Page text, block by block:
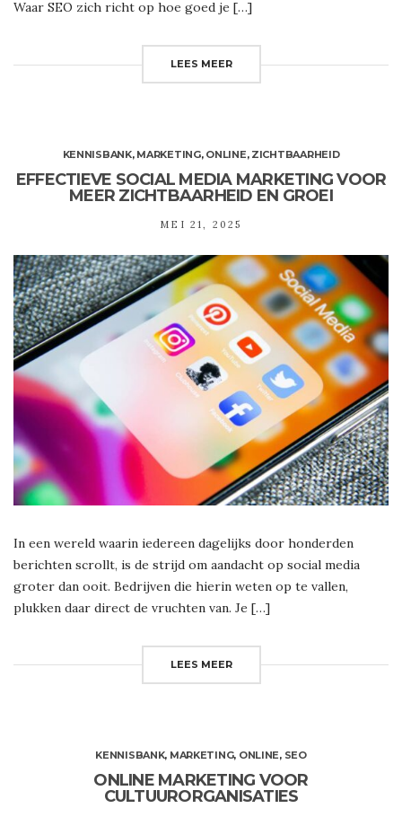
Waar SEO zich richt op hoe goed je […]
LEES MEER
KENNISBANK, MARKETING, ONLINE, ZICHTBAARHEID
EFFECTIEVE SOCIAL MEDIA MARKETING VOOR
MEER ZICHTBAARHEID EN GROEI
MEI 21, 2025
In een wereld waarin iedereen dagelijks door honderden
berichten scrollt, is de strijd om aandacht op social media
groter dan ooit. Bedrijven die hierin weten op te vallen,
plukken daar direct de vruchten van. Je […]
LEES MEER
KENNISBANK, MARKETING, ONLINE, SEO
ONLINE MARKETING VOOR
CULTUURORGANISATIES